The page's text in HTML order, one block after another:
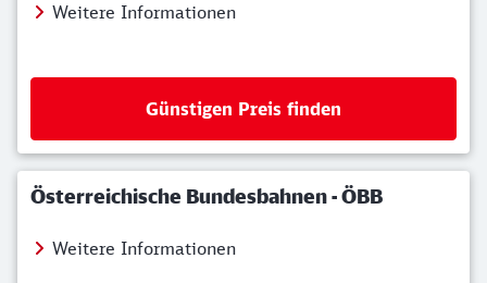
Weitere Informationen
Günstigen Preis finden
Österreichische Bundesbahnen - ÖBB
Weitere Informationen